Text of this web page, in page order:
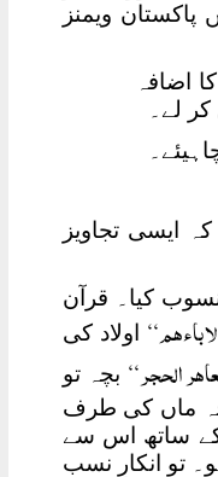
۲۱ دسمبر کے شمارے میں پاکستان ویمنز
اضافہ
لے۔
ایسی تجاویز
کیا۔ قرآن
اولاد کی
الحجر‘‘ بچہ تو
ماں کی طرف
کے ساتھ اس سے
تو انکارِ نسب